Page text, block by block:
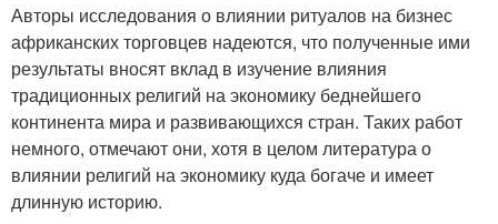
Авторы исследования о влиянии ритуалов на бизнес
африканских торговцев надеются, что полученные ими
результаты вносят вклад в изучение влияния
традиционных религий на экономику беднейшего
континента мира и развивающихся стран. Таких работ
немного, отмечают они, хотя в целом литература о
влиянии религий на экономику куда богаче и имеет
длинную историю.